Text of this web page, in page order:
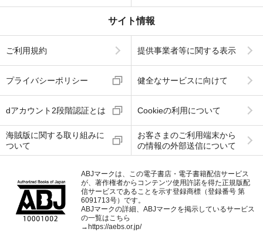
サイト情報
ご利用規約 提供事業者等に関する表示
プライバシーポリシー 健全なサービスに向けて
dアカウント2段階認証とは Cookieの利用について
海賊版に関する取り組みに
ついて
お客さまのご利用端末から
の情報の外部送信について
ABJマークは、この電子書店・電子書籍配信サービス
が、著作権者からコンテンツ使用許諾を得た正規版配
信サービスであることを示す登録商標（登録番号 第
6091713号）です。
ABJマークの詳細、ABJマークを掲示しているサービス
の一覧はこちら
→ https://aebs.or.jp/